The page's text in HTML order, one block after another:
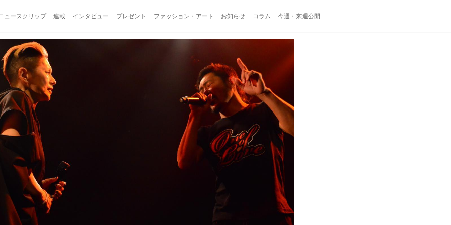
ュースクリップ 連載 インタビュー プレゼント ファッション・アート お知らせ コラム 今週・来週公開